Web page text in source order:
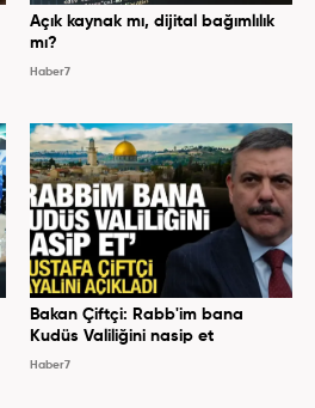
Açık kaynak mı, dijital bağımlılık
mı?
Haber7
Bakan Çiftçi: Rabb'im bana
Kudüs Valiliğini nasip et
Haber7